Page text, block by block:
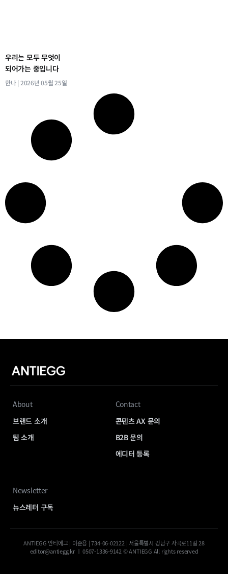
우리는 모두 무엇이
되어가는 중입니다
한나 2026년 05월 25일
About
브랜드 소개
팀 소개
Contact
콘텐츠 AX 문의
B2B 문의
에디터 등록
Newsletter
뉴스레터 구독
ANTIEGG 안티에그 | 이준용 | 734-06-02122 | 서울특별시 강남구 자곡로11길 28
editor@antiegg.kr ㅣ 0507-1336-9142 © ANTIEGG All rights reserved